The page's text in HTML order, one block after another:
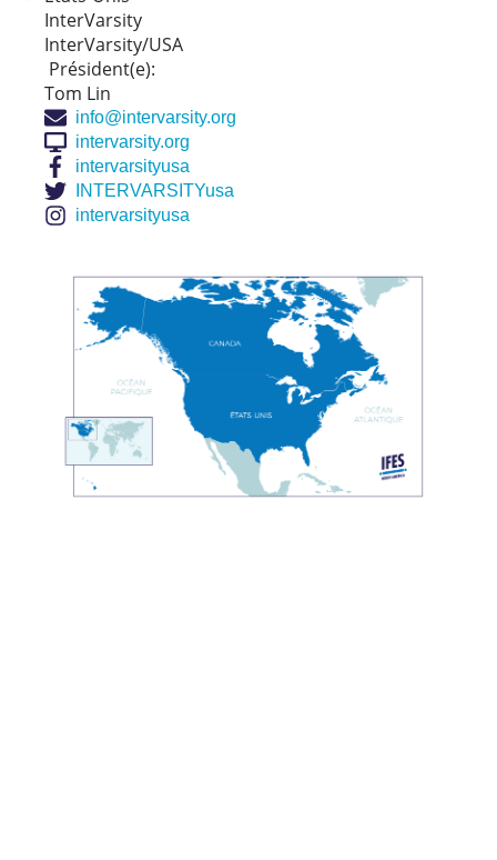
InterVarsity
InterVarsity/USA
Président(e):
Tom Lin
info@intervarsity.org
intervarsity.org
intervarsityusa
INTERVARSITYusa
intervarsityusa